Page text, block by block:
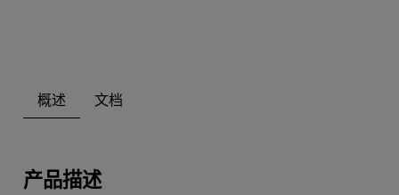
概述 文档
产品描述